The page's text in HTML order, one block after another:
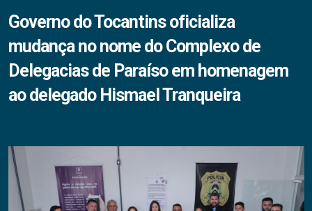
Governo do Tocantins oficializa
mudança no nome do Complexo de
Delegacias de Paraíso em homenagem
ao delegado Hismael Tranqueira